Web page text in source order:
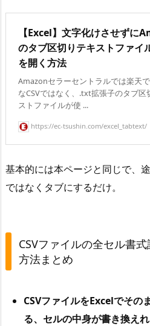
【Excel】文字化けさせずに
のタブ区切りテキストファイ
を開く方法
Amazonセラーセントラルでは楽天
なCSVではなく、.txt拡張子のタブ区
ストファイルが使 ...
https://ec-tsushin.com/excel_tabtext/
基本的には本ページと同じで、
ではなくタブにするだけ。
CSVファイルの全セル書
方法まとめ
CSVファイルをExcelでその
る、セルの中身が書き換え